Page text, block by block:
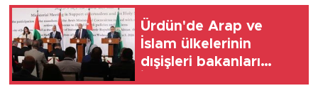
Ürdün'de Arap ve
İslam ülkelerinin
dışişleri bakanları
Xinhua Türkiye
Seyahat